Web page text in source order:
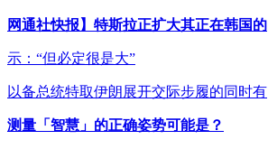
网通社快报】特斯拉正扩大其正在韩国的
示：“但必定很是大”
以备总统特取伊朗展开交际步履的同时有
测量「智慧」的正确姿势可能是？